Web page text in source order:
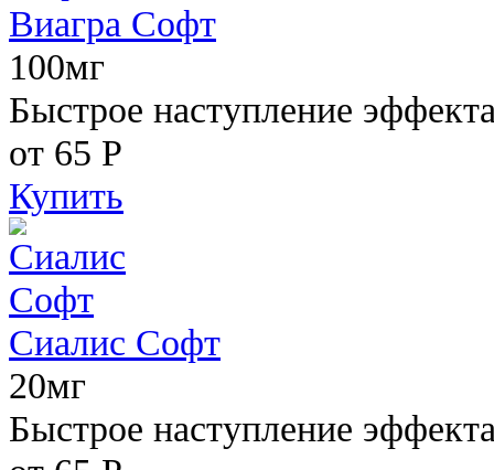
Виагра Софт
100мг
Быстрое наступление
от 65 Р
Купить
Сиалис Софт
20мг
Быстрое наступление